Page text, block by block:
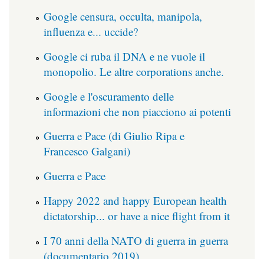
Google censura, occulta, manipola,
influenza e... uccide?
Google ci ruba il DNA e ne vuole il
monopolio. Le altre corporations anche.
Google e l'oscuramento delle
informazioni che non piacciono ai potenti
Guerra e Pace (di Giulio Ripa e
Francesco Galgani)
Guerra e Pace
Happy 2022 and happy European health
dictatorship... or have a nice flight from it
I 70 anni della NATO di guerra in guerra
(documentario 2019)